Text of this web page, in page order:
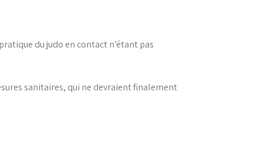
du judo en contact n’étant pas
sanitaires, qui ne devraient finalement